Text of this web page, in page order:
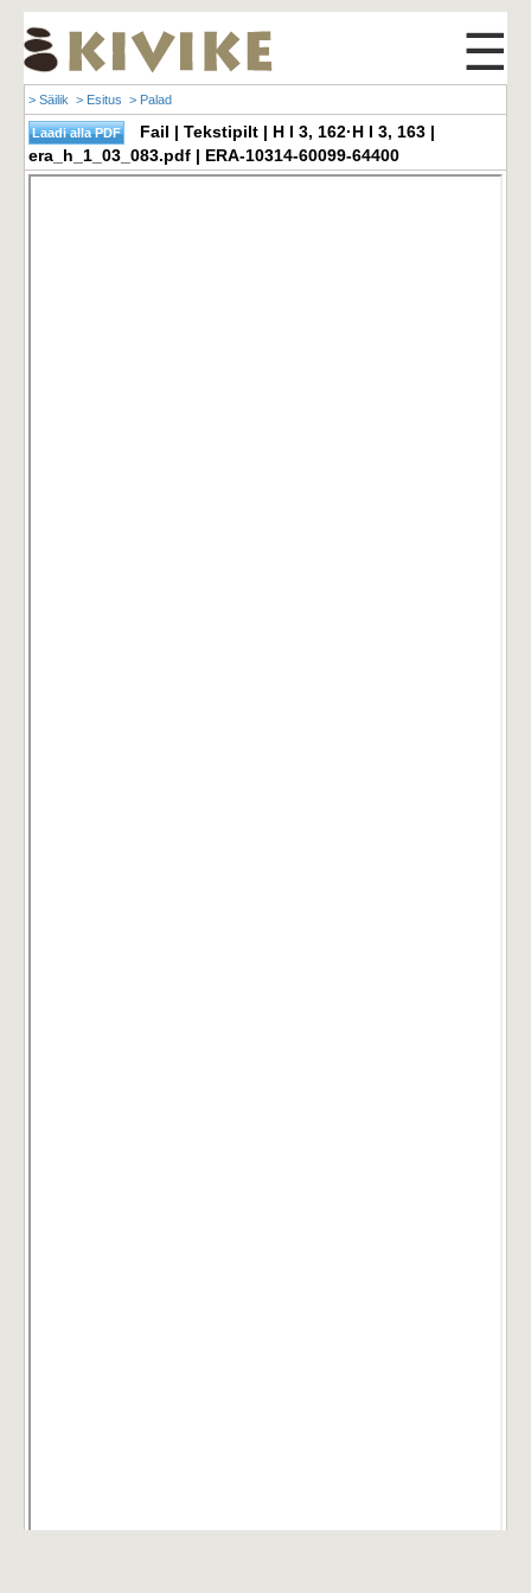
☰
> Säilik > Esitus > Palad
Fail | Tekstipilt | H I 3, 162·H I 3, 163 |
era_h_1_03_083.pdf | ERA-10314-60099-64400